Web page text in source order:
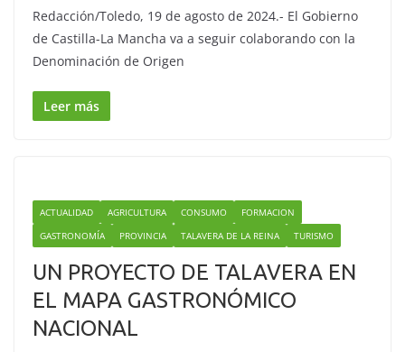
Redacción/Toledo, 19 de agosto de 2024.- El Gobierno
de Castilla-La Mancha va a seguir colaborando con la
Denominación de Origen
Leer más
ACTUALIDAD AGRICULTURA CONSUMO
FORMACION
GASTRONOMÍA
PROVINCIA TALAVERA DE LA REINA TURISMO
UN PROYECTO DE TALAVERA EN
EL MAPA GASTRONÓMICO
NACIONAL